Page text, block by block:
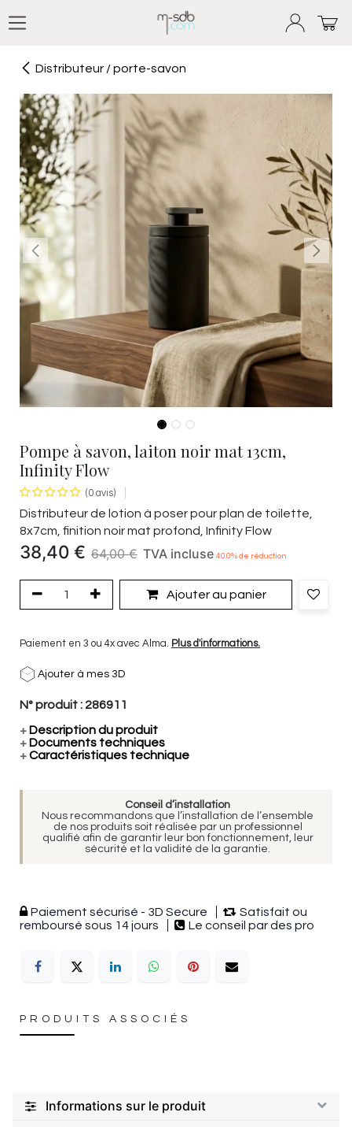
Distributeur / porte-savon
Pompe à savon, laiton noir mat 13cm,
Infinity Flow
(0 avis)
Distributeur de lotion à poser pour plan de toilette,
8x7cm, finition noir mat profond, Infinity Flow
38,40 € 64,00€ TVA incluse 40.0% de réduction
Ajouter au panier
Paiement en 3 ou 4x avec Alma. Plus d'informations.
Ajouter à mes 3D
N° produit : 286911
+ Description du produit
+ Documents techniques
+Caractéristiques technique
Conseil d’installation
Nous recommandons que l’installation de l’ensemble
de nos produits soit réalisée par un professionnel
qualifié afin de garantir leur bon fonctionnement, leur
sécurité et la validité de la garantie.
Paiement sécurisé - 3D Secure
Satisfait ou
remboursé sous 14 jours
Le conseil par des pro
PRODUITS ASSOCIÉS
Informations sur le produit